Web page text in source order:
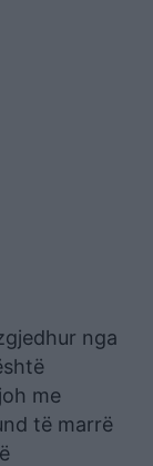
nga
me
të marrë